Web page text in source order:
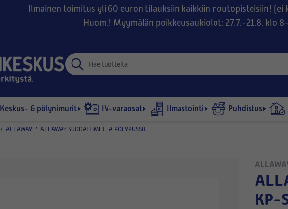
Ilmainen toimitus yli 60 euron tilauksiin kaikkiin noutopisteisiin! (ei
Huom.! Myymälän poikkeusaukiolot: 27.7.-21.8. klo
Keskus- & pölynimurit IV-varaosat Ilmastointi Puhdistus
/ ALLAWAY / ALLAWAY SUODATTIMET JA PÖLYPUSSIT
ALLAWAY-SUODATINPARI
KP-